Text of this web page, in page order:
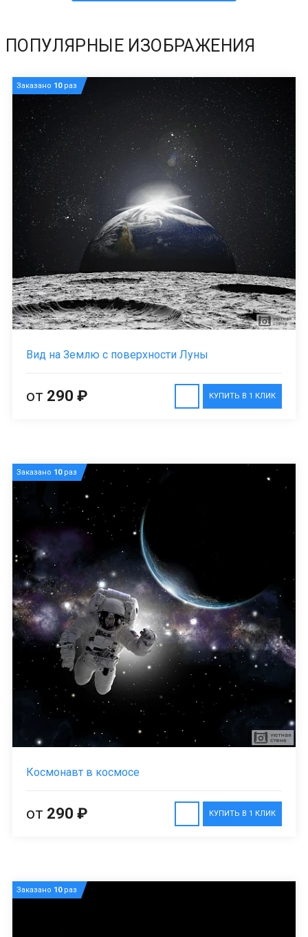
ПОПУЛЯРНЫЕ ИЗОБРАЖЕНИЯ
Заказано 10раз
Вид на Землю с поверхности Луны
КУПИТЬ В 1 КЛИК
от 290 ₽
Заказано 10раз
Космонавт в космосе
КУПИТЬ В 1 КЛИК
от 290 ₽
Заказано 10раз